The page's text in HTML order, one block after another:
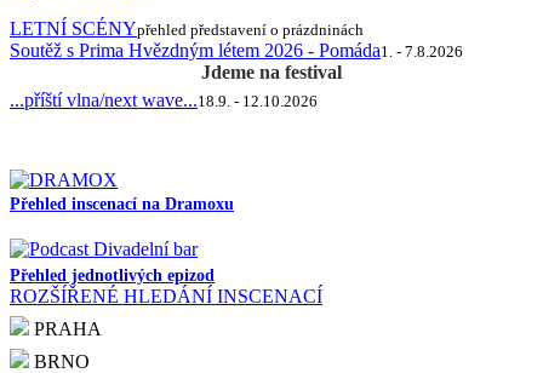
LETNÍ SCÉNYpřehled představení o prázdninách
Soutěž s Prima Hvězdným létem 2026 - Pomáda1. - 7.8.2026
Jdeme na festival
...příští vlna/next wave...18.9. - 12.10.2026
Přehled inscenací na Dramoxu
Přehled jednotlivých epizod
ROZŠÍŘENÉ HLEDÁNÍ INSCENACÍ
PRAHA
BRNO